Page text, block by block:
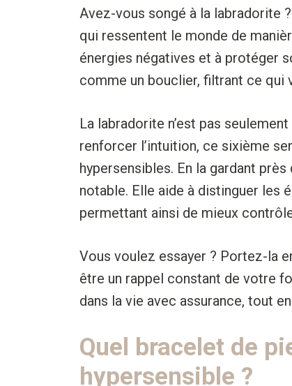
Avez-vous songé à la labradorite
qui ressentent le monde de
énergies négatives et à protéger
comme un bouclier, filtrant ce
La labradorite n’est pas
renforcer l’intuition, ce sixième
hypersensibles. En la gardant
notable. Elle aide à distinguer les
permettant ainsi de mieux
Vous voulez essayer ? Portez-la
être un rappel constant de votre
dans la vie avec assurance, tout
Quel bracelet de
hypersensible ?